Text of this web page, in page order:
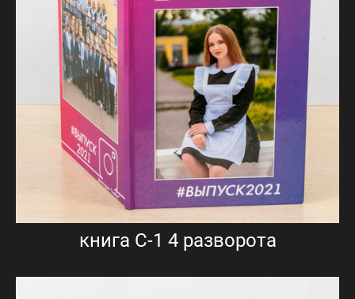
книга С-1 4 разворота